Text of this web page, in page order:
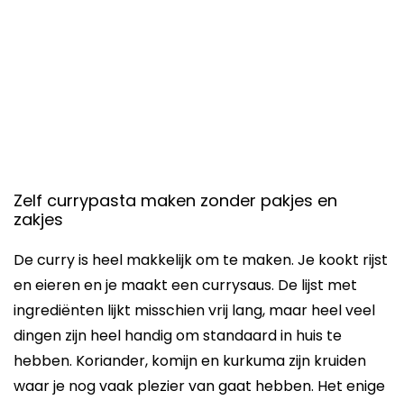
Zelf currypasta maken zonder pakjes en
zakjes
De curry is heel makkelijk om te maken. Je kookt rijst
en eieren en je maakt een currysaus. De lijst met
ingrediënten lijkt misschien vrij lang, maar heel veel
dingen zijn heel handig om standaard in huis te
hebben. Koriander, komijn en kurkuma zijn kruiden
waar je nog vaak plezier van gaat hebben. Het enige